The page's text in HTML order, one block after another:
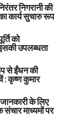
निगरानी की
कार्य सुचारु रूप
को
उपलब्धता
से ईंधन की
: कृष्ण कुमार
के लिए
माध्यमों पर